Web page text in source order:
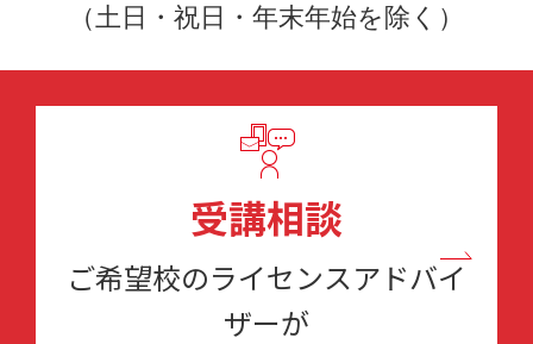
（土日・祝日・年末年始を除く）
受講相談
ご希望校のライセンスアドバイ
ザーが